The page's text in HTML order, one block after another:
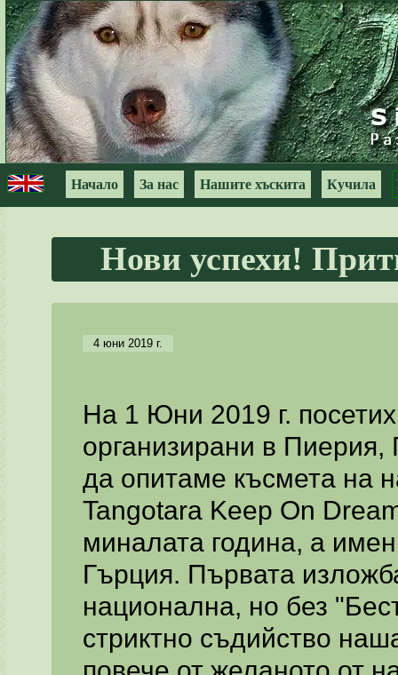
Начало За нас Нашите хъскита Кучила
Нови успехи!
4 юни 2019 г.
На 1 Юни 2019 г.
организирани в
да опитаме късмета на
Tangotara Keep On
миналата година, а
Гърция. Първата
национална, но без
стриктно съдийство